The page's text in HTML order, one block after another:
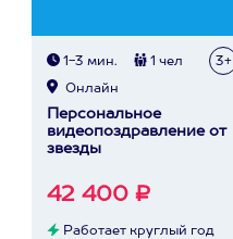
1-3 мин. 1 чел 3+
Онлайн
Персональное
видеопоздравление от
звезды
42 400 ₽
Работает круглый год